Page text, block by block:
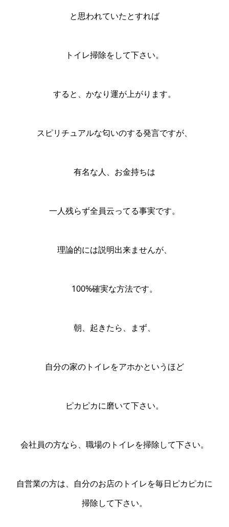
と思われていたとすれば
トイレ掃除をして下さい。
すると、かなり運が上がります。
スピリチュアルな匂いのする発言ですが、
有名な人、お金持ちは
一人残らず全員云ってる事実です。
理論的には説明出来ませんが、
100%確実な方法です。
朝、起きたら、まず、
自分の家のトイレをアホかというほど
ピカピカに磨いて下さい。
会社員の方なら、職場のトイレを掃除して下さい。
自営業の方は、自分のお店のトイレを毎日ピカピカに
掃除して下さい。